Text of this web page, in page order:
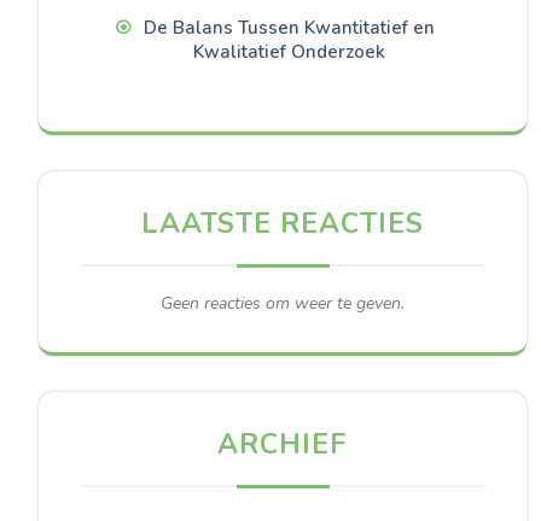
De Balans Tussen Kwantitatief en
Kwalitatief Onderzoek
LAATSTE REACTIES
Geen reacties om weer te geven.
ARCHIEF